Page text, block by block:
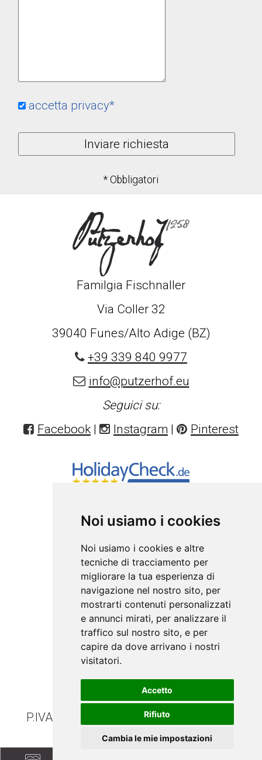
Noi usiamo i cookies
Noi usiamo i cookies e altre
tecniche di tracciamento per
migliorare la tua esperienza di
navigazione nel nostro sito, per
mostrarti contenuti personalizzati
e annunci mirati, per analizzare il
traffico sul nostro sito, e per
capire da dove arrivano i nostri
visitatori.
Accetto
Rifiuto
Cambia le mie impostazioni
accetta privacy*
* Obbligatori
Familgia Fischnaller
Via Coller 32
39040 Funes/Alto Adige (BZ)
+39 339 840 9977
info@putzerhof.eu
Seguici su:
Facebook | Instagram | Pinterest
EN
P.IVA. 02756750218 |Credits & Privacy